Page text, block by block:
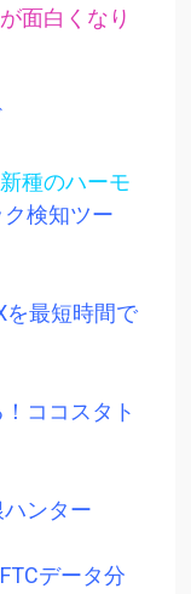
面白くなり
種のハーモ
検知ツー
を最短時間で
ココスタト
ンター
データ分